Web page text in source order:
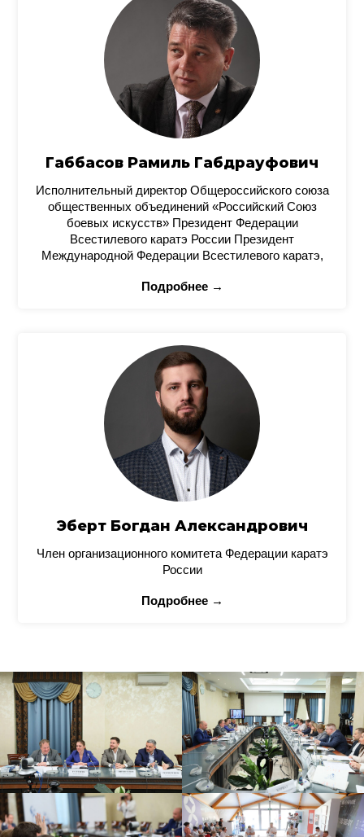
Габбасов Рамиль Габдрауфович
Исполнительный директор Общероссийского союза
общественных объединений «Российский Союз
боевых искусств» Президент Федерации
Всестилевого каратэ России Президент
Международной Федерации Всестилевого каратэ,
Подробнее →
Эберт Богдан Александрович
Член организационного комитета Федерации каратэ
России
Подробнее →